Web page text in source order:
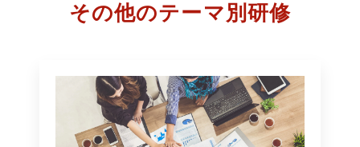
その他のテーマ別研修